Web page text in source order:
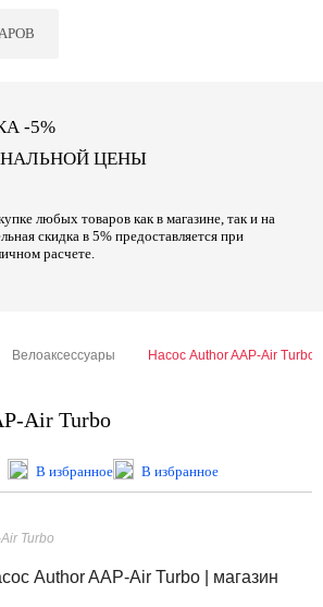
-5%
ЦЕНЫ
любых товаров как в магазине, так и на
скидка в 5% предоставляется при
расчете.
Велоаксессуары Насос Author AAP-Air Turbo
Air Turbo
В избранное В избранное
Turbo